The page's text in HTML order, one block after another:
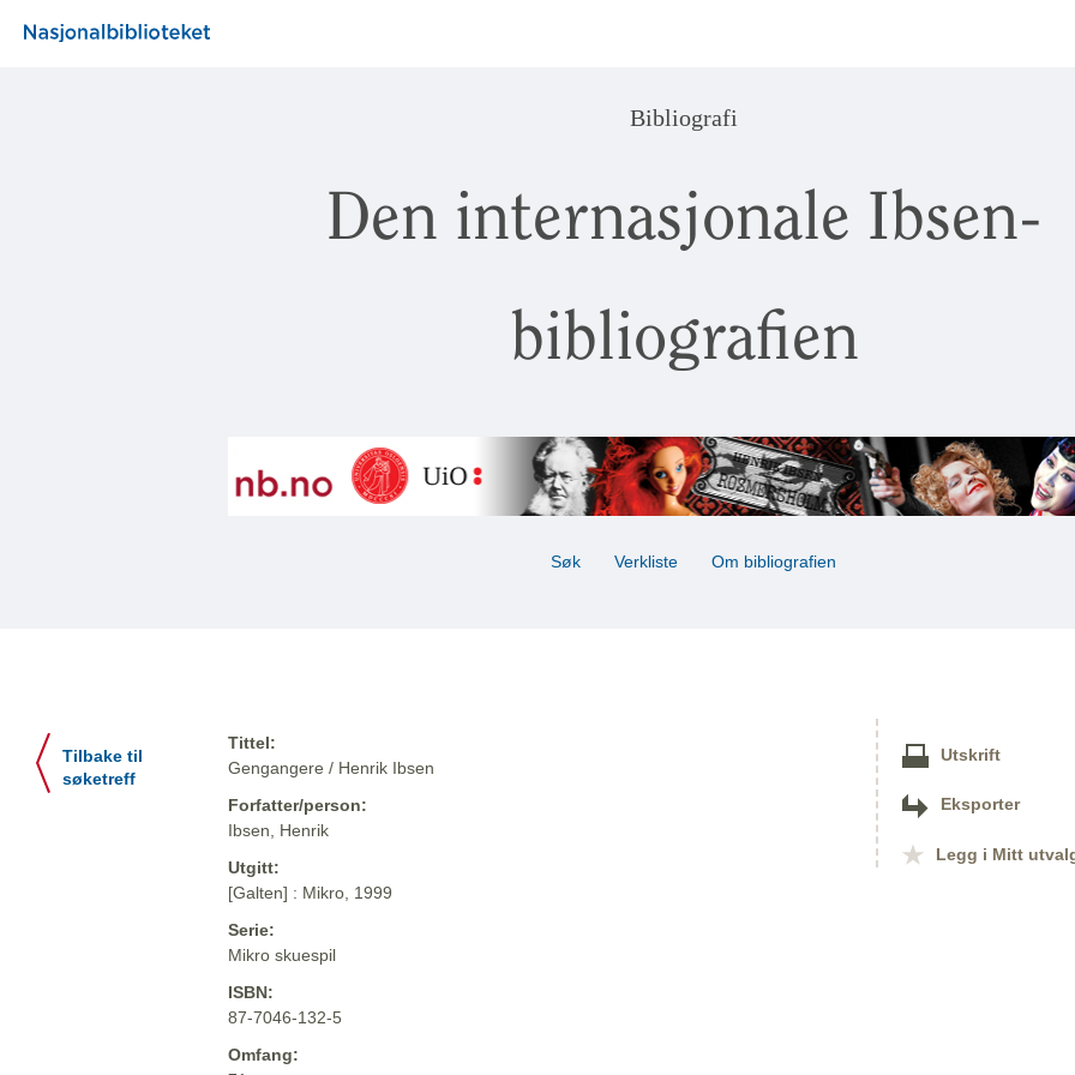
Bibliografi
Den internasjonale Ibsen-
bibliografien
Søk Verkliste Om bibliografien
Tilbake til
søketreff
Tittel:
Gengangere / Henrik Ibsen
Forfatter/person:
Ibsen, Henrik
Utgitt:
[Galten] : Mikro, 1999
Serie:
Mikro skuespil
ISBN:
87-7046-132-5
Omfang:
Utskrift
Eksporter
Legg i Mitt